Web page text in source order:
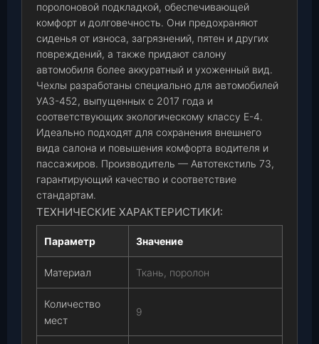
поролоновой подкладкой, обеспечивающей
комфорт и долговечность. Они предохраняют
сиденья от износа, загрязнений, пятен и других
повреждений, а также придают салону
автомобиля более аккуратный и ухоженный вид.
Чехлы разработаны специально для автомобилей
УАЗ-452, выпущенных с 2017 года и
соответствующих экологическому классу Е-4.
Идеально подходят для сохранения внешнего
вида салона и повышения комфорта водителя и
пассажиров. Производитель — Автотекстиль 73,
гарантирующий качество и соответствие
стандартам.
ТЕХНИЧЕСКИЕ ХАРАКТЕРИСТИКИ:
Параметр Значение
Материал Ткань, поролон
Количество
мест
9